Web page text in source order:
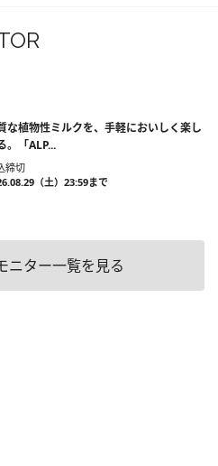
な植物性ミルクを、手軽においしく楽し
。「ALP...
締切
（土）23:59まで
ニター一覧を見る